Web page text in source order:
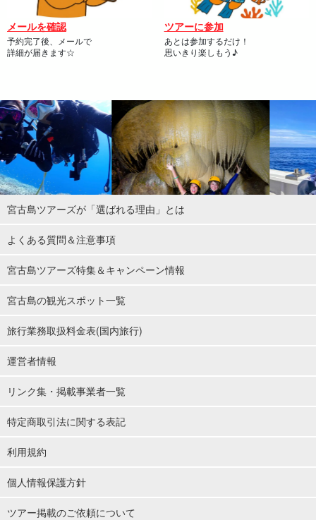
メールを確認
予約完了後、メールで
詳細が届きます☆
ツアーに参加
あとは参加するだけ！
思いきり楽しもう♪
宮古島ツアーズが「選ばれる理由」とは
よくある質問＆注意事項
宮古島ツアーズ特集＆キャンペーン情報
宮古島の観光スポット一覧
旅行業務取扱料金表(国内旅行)
運営者情報
リンク集・掲載事業者一覧
特定商取引法に関する表記
利用規約
個人情報保護方針
ツアー掲載のご依頼について